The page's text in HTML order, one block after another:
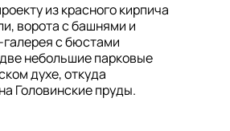
из красного кирпича
ворота с башнями и
с бюстами
небольшие парковые
духе, откуда
Головинские пруды.